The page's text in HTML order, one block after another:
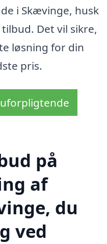
i Skævinge, husk
Det vil sikre,
løsning for din
pris.
på
af
du
ved